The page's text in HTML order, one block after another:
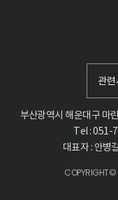
부산광역시 해운대구 마
Tel : 051-
대표자 : 안병
COPYRIGHT©
관